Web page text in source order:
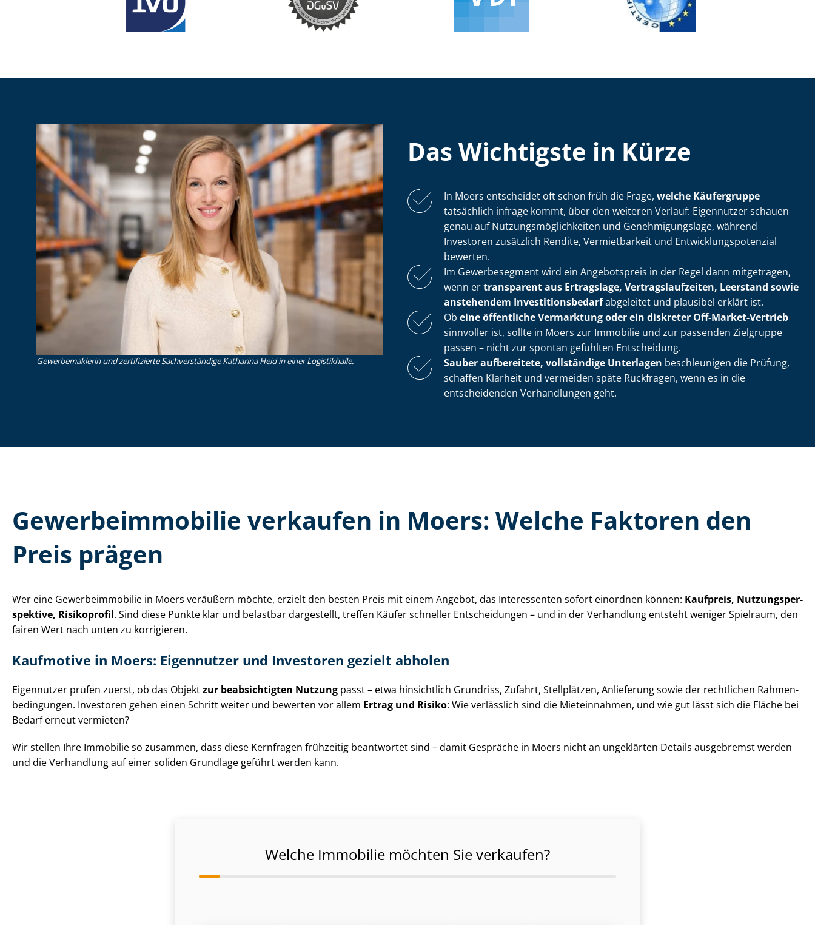
Gewerbemaklerin und zertifizierte Sachverständige Katharina Heid in einer Logistikhalle.
Das Wichtigste in Kürze
In Moers entscheidet oft schon früh die Frage, welche Käufergruppe
tatsächlich infrage kommt, über den weiteren Verlauf: Eigennutzer schauen
genau auf Nut­zungs­mög­lich­kei­ten und Ge­neh­mi­gungs­la­ge, während
Investoren zusätzlich Rendite, Vermietbarkeit und Ent­wick­lungs­po­ten­zi­al
bewerten.
Im Gewerbesegment wird ein Angebotspreis in der Regel dann mitgetragen,
wenn ertransparent aus Ertragslage, Ver­trags­lauf­zei­ten, Leerstand sowie
anstehendem In­ves­ti­ti­ons­be­darfabgeleitet und plausibel erklärt ist.
Ob eine öffentliche Vermarktung oder ein diskreter Off-Market-Vertrieb
sinnvoller ist, sollte in Moers zur Immobilie und zur passenden Zielgruppe
passen – nicht zur spontan gefühlten Entscheidung.
Sauber aufbereitete, vollständige Unterlagen beschleunigen die Prüfung,
schaffen Klarheit und vermeiden späte Rückfragen, wenn es in die
entscheidenden Verhandlungen geht.
Ge­wer­be­im­mo­bi­lie verkaufen in Moers: Welche Faktoren den
Preis prägen
Wer eine Ge­wer­be­im­mo­bi­lie in Moers veräußern möchte, erzielt den besten Preis mit einem Angebot, das Interessenten sofort einordnen können: Kaufpreis, Nut­zungs­per­
spek­ti­ve, Risikoprofil. Sind diese Punkte klar und belastbar dargestellt, treffen Käufer schneller Entscheidungen – und in der Verhandlung entsteht weniger Spielraum, den
fairen Wert nach unten zu korrigieren.
Kaufmotive in Moers: Eigennutzer und Investoren gezielt abholen
Eigennutzer prüfen zuerst, ob das Objektzur beabsichtigten Nutzung passt – etwa hinsichtlich Grundriss, Zufahrt, Stellplätzen, Anlieferung sowie der rechtlichen Rah­men­
be­din­gun­gen. Investoren gehen einen Schritt weiter und bewerten vor allem Ertrag und Risiko: Wie verlässlich sind die Mieteinnahmen, und wie gut lässt sich die Fläche bei
Bedarf erneut vermieten?
Wir stellen Ihre Immobilie so zusammen, dass diese Kernfragen frühzeitig beantwortet sind – damit Gespräche in Moers nicht an ungeklärten Details ausgebremst werden
und die Verhandlung auf einer soliden Grundlage geführt werden kann.
Welche Immobilie möchten Sie verkaufen?